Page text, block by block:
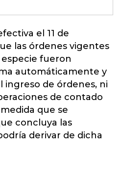
el 11 de
las órdenes vigentes
fueron
automáticamente y
ingreso de órdenes, ni
de contado
que se
concluya las
derivar de dicha